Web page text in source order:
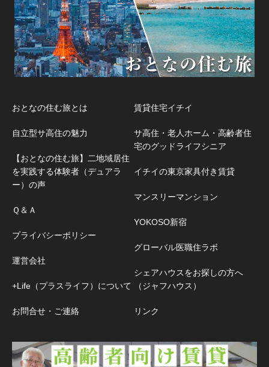
おとなの住む旅とは
自立型サ高住の魅力
【おとなの住む旅】二地域居住
を実践する体験者（デュアラ
ー）の声
Ｑ＆Ａ
プライバシーポリシー
運営会社
+Life（プラスライフ）について
お問合せ・ご連絡
賃貸住宅イチイ
サ高住・老人ホーム・高齢者住
宅のグッドライフシニア
イチイの東京家具付き賃貸
マンスリーマンション
YOKOSO新宿
グローバル医職住ラボ
シェアハウスをお探しの方へ
（ジャフハウス）
リンク